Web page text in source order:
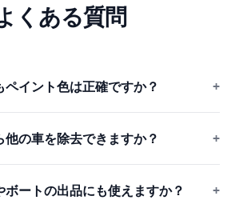
くある質問
ペイント色は正確ですか？ +
他の車を除去できますか？ +
ボートの出品にも使えますか？ +